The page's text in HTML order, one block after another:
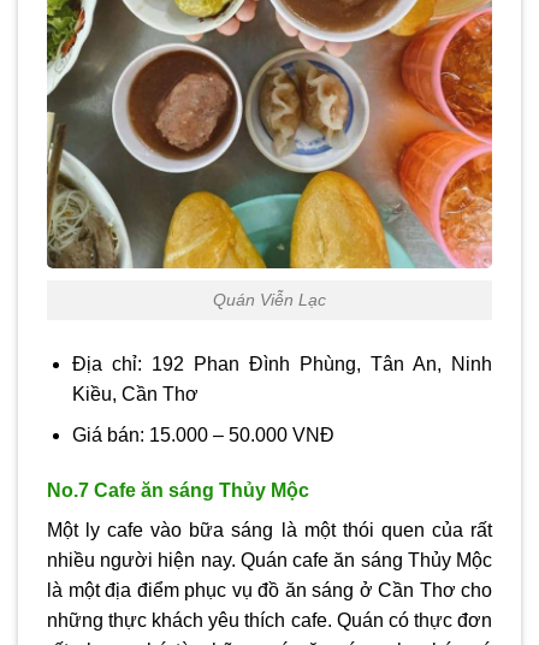
Quán Viễn Lạc
Địa chỉ: 192 Phan Đình Phùng, Tân An, Ninh
Kiều, Cần Thơ
Giá bán: 15.000 – 50.000 VNĐ
No.7 Cafe ăn sáng Thủy Mộc
Một ly cafe vào bữa sáng là một thói quen của rất
nhiều người hiện nay. Quán cafe ăn sáng Thủy Mộc
là một địa điểm phục vụ đồ ăn sáng ở Cần Thơ cho
những thực khách yêu thích cafe. Quán có thực đơn